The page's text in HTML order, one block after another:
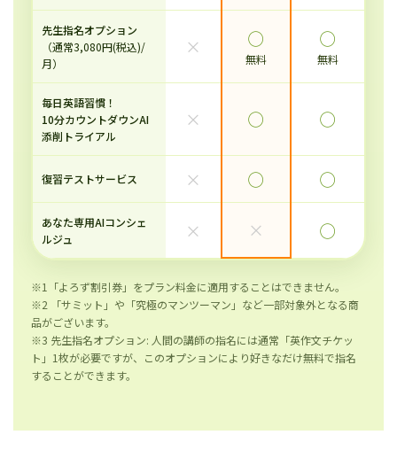
先生指名オプション
（通常3,080円(税込)/
月）
× ◯
無料
◯
無料
毎日英語習慣！
10分カウントダウンAI
添削トライアル
× ◯ ◯
復習テストサービス × ◯ ◯
あなた専用AIコンシェ
ルジュ
× × ◯
※1「よろず割引券」をプラン料金に適用することはできません。
※2 「サミット」や「究極のマンツーマン」など一部対象外となる商
品がございます。
※3 先生指名オプション: 人間の講師の指名には通常「英作文チケッ
ト」1枚が必要ですが、このオプションにより好きなだけ無料で指名
することができます。